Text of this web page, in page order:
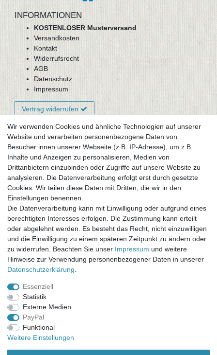
INFORMATIONEN
KOSTENLOSER Musterversand
Versandkosten
Kontakt
Widerrufsrecht
AGB
Datenschutz
Impressum
Vertrag widerrufen
Newsletter-Anmeldung
FAQ / Fragen
Mein Warenkorb
Mein Merkzettel
Mein Konto
UNSER LADENGESCHÄFT
Gottlieb-Daimler-Str. 10
33334 Gütersloh
ÖFFNUNGSZEITEN
Montag - Dienstag: 8.00 - 18.00 Uhr, Mittwoch Ruhetag,
Donnerstag: 8.00 - 18.00 Uhr, Freitag 8.00 - 14.00 Uhr
KUNDENSERVICE
Telefon: (05241) 403 22 38
E-Mail: info@stoffamstueck.de
Alle Preise inklusive gesetzlicher Mehrwertsteuer und
zuzüglichVersandkosten. * Pflichtfeld
Wir verwenden Cookies und ähnliche Technologien auf unserer
Website und verarbeiten personenbezogene Daten von
Besucher:innen unserer Webseite (z.B. IP-Adresse), um z.B.
Inhalte und Anzeigen zu personalisieren, Medien von
Drittanbietern einzubinden oder Zugriffe auf unsere Website zu
analysieren. Die Datenverarbeitung erfolgt erst durch gesetzte
Cookies. Wir teilen diese Daten mit Dritten, die wir in den
Einstellungen benennen.
Die Datenverarbeitung kann mit Einwilligung oder aufgrund eines
berechtigten Interesses erfolgen. Die Zustimmung kann erteilt
oder abgelehnt werden. Es besteht das Recht, nicht einzuwilligen
und die Einwilligung zu einem späteren Zeitpunkt zu ändern oder
zu widerrufen. Beachten Sie unser Impressum und weitere
Hinweise zur Verwendung personenbezogener Daten in unserer
Daten­schutz­erklärung
Essenziell
Statistik
Externe Medien
PayPal
Funktional
Weitere Einstellungen